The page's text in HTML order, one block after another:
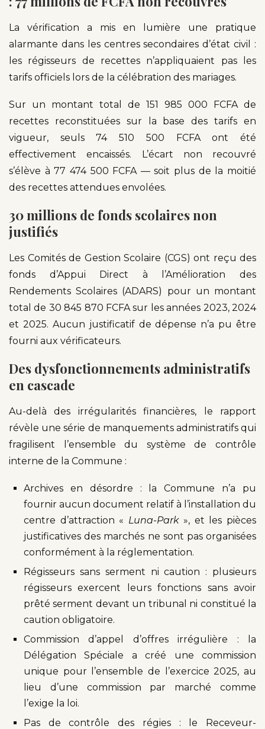
La vérification a mis en lumière une pratique
alarmante dans les centres secondaires d’état civil :
les régisseurs de recettes n’appliquaient pas les
tarifs officiels lors de la célébration des mariages.
Sur un montant total de 151 985 000 FCFA de
recettes reconstituées sur la base des tarifs en
vigueur, seuls 74 510 500 FCFA ont été
effectivement encaissés. L’écart non recouvré
s’élève à 77 474 500 FCFA — soit plus de la moitié
des recettes attendues envolées.
30 millions de fonds scolaires non
justifiés
Les Comités de Gestion Scolaire (CGS) ont reçu des
fonds d’Appui Direct à l’Amélioration des
Rendements Scolaires (ADARS) pour un montant
total de 30 845 870 FCFA sur les années 2023, 2024
et 2025. Aucun justificatif de dépense n’a pu être
fourni aux vérificateurs.
Des dysfonctionnements administratifs
en cascade
Au-delà des irrégularités financières, le rapport
révèle une série de manquements administratifs qui
fragilisent l’ensemble du système de contrôle
interne de la Commune :
Archives en désordre : la Commune n’a pu
fournir aucun document relatif à l’installation du
centre d’attraction « Luna-Park», et les pièces
justificatives des marchés ne sont pas organisées
conformément à la réglementation.
Régisseurs sans serment ni caution : plusieurs
régisseurs exercent leurs fonctions sans avoir
prêté serment devant un tribunal ni constitué la
caution obligatoire.
Commission d’appel d’offres irrégulière : la
Délégation Spéciale a créé une commission
unique pour l’ensemble de l’exercice 2025, au
lieu d’une commission par marché comme
l’exige la loi.
Pas de contrôle des régies : le Receveur-